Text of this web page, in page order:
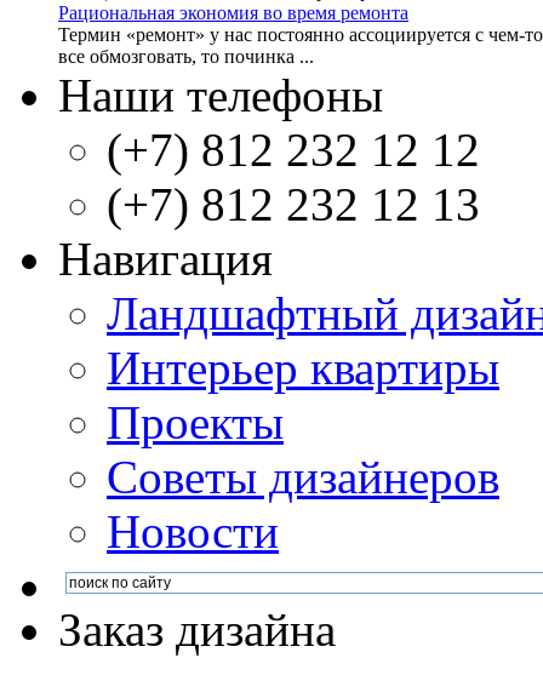
Рациональная экономия во время ремонта
Термин «ремонт» у нас постоянно ассоциируется с
все обмозговать, то починка ...
Наши телефоны
(+7) 812 232 12 12
(+7) 812 232 12 13
Навигация
Ландшафтный
Интерьер квартиры
Проекты
Советы дизайнеров
Новости
Заказ дизайна